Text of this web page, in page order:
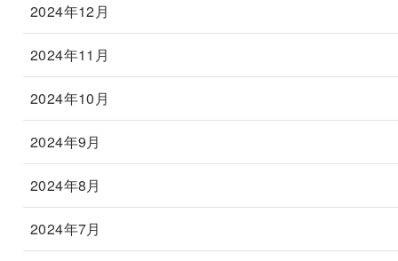
2024年12月
2024年11月
2024年10月
2024年9月
2024年8月
2024年7月